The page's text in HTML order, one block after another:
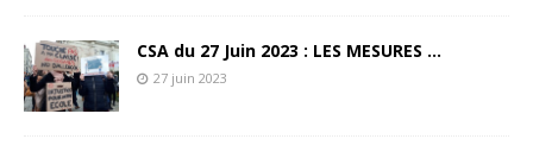
CSA du 27 Juin 2023 : LES MESURES …
27 juin 2023